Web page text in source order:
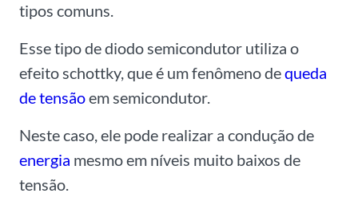
tipos comuns.
Esse tipo de diodo semicondutor utiliza o
efeito schottky, que é um fenômeno dequeda
de tensãoem semicondutor.
Neste caso, ele pode realizar a condução de
energia mesmo em níveis muito baixos de
tensão.